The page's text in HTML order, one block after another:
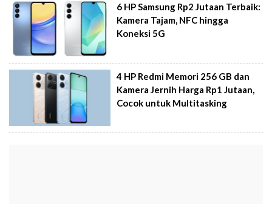
6 HP Samsung Rp2 Jutaan Terbaik:
Kamera Tajam, NFC hingga
Koneksi 5G
4 HP Redmi Memori 256 GB dan
Kamera Jernih Harga Rp1 Jutaan,
Cocok untuk Multitasking